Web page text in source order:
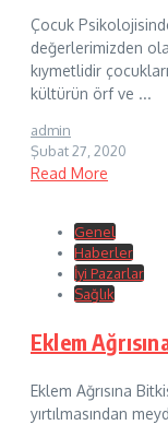
Çocuk
değerlerimizden
kıymetlidir
kültürün örf ve ...
admin
Şubat 27, 2020
Read More
Genel
Haberler
İyi Pazarlar
Sağlık
Eklem
Eklem Ağrısına
yırtılmasından